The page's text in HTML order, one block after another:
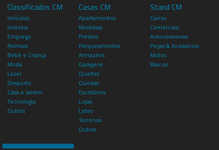
Classificados CM
Veículos
Imóveis
Emprego
Animais
Bebé e Criança
Moda
Lazer
Desporto
Casa e Jardim
Tecnologia
Outros
Casas CM
Apartamentos
Moradias
Prédios
Parqueamentos
Armazéns
Garagens
Quartos
Quintas
Escritórios
Lojas
Lotes
Terrenos
Outros
Stand CM
Carros
Comerciais
Autocaravanas
Peças & Acessórios
Motos
Barcos